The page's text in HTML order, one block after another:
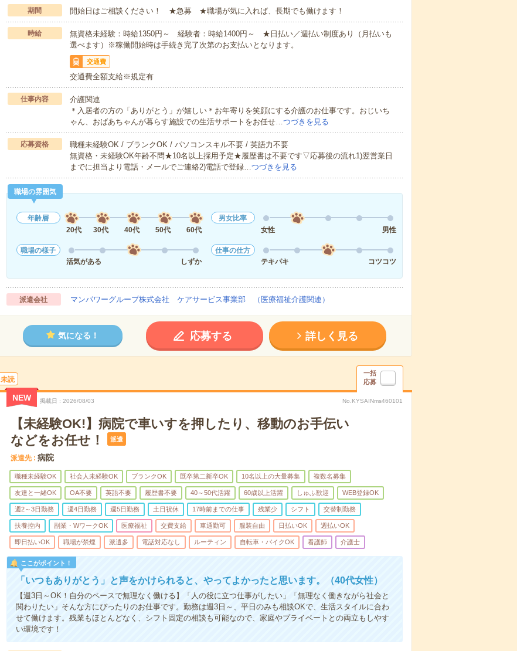
期間 開始日はご相談ください！ ★急募 ★職場が気に入れば、長期でも働けます！
時給
無資格未経験：時給1350円～ 経験者：時給1400円～ ★日払い／週払い制度あり（月払いも
選べます）※稼働開始時は手続き完了次第のお支払いとなります。
交通費
交通費全額支給※規定有
仕事内容
介護関連
＊入居者の方の「ありがとう」が嬉しい＊お年寄りを笑顔にする介護のお仕事です。おじいち
ゃん、おばあちゃんが暮らす施設での生活サポートをお任せ…つづきを見る
応募資格
職種未経験OK / ブランクOK / パソコンスキル不要 / 英語力不要
無資格・未経験OK年齢不問★10名以上採用予定★履歴書は不要です▽応募後の流れ1)翌営業日
までに担当より電話・メールでご連絡2)電話で登録…つづきを見る
職場の雰囲気
年齢層
20代
30代 40代 50代 60代
男女比率
女性
男性
職場の様子
活気がある
しずか
仕事の仕方
テキパキ
コツコツ
派遣会社 マンパワーグループ株式会社 ケアサービス事業部 （医療福祉介護関連）
気になる！ 応募する 詳しく見る
未読
一括
応募
NEW 掲載日 2026/08/03 No.KYSAINms460101
【未経験OK!】病院で車いすを押したり、移動のお手伝い
などをお任せ！
派遣
派遣先 病院
職種未経験OK 社会人未経験OK ブランクOK 既卒第二新卒OK 10名以上の大量募集 複数名募集
友達と一緒OK OA不要 英語不要 履歴書不要 40～50代活躍 60歳以上活躍 しゅふ歓迎 WEB登録OK
週2～3日勤務 週4日勤務 週5日勤務 土日祝休 17時前までの仕事 残業少 シフト 交替制勤務
扶養控内 副業・WワークOK 医療福祉 交費支給 車通勤可 服装自由 日払いOK 週払いOK
即日払いOK 職場が禁煙 派遣多 電話対応なし ルーティン 自転車・バイクOK 看護師 介護士
ここがポイント！
「いつもありがとう」と声をかけられると、やってよかったと思います。（40代女性）
【週3日～OK！自分のペースで無理なく働ける】「人の役に立つ仕事がしたい」「無理なく働きながら社会と
関わりたい」そんな方にぴったりのお仕事です。勤務は週3日～、平日のみも相談OKで、生活スタイルに合わ
せて働けます。残業もほとんどなく、シフト固定の相談も可能なので、家庭やプライベートとの両立もしやす
い環境です！